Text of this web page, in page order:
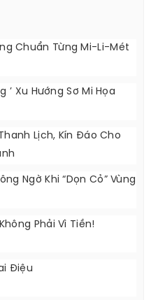
Chuẩn Từng Mi-Li-Mét
’ Xu Hướng Sơ Mi Họa
Lịch, Kín Đáo Cho
Ngờ Khi “dọn Cỏ” Vùng
Phải Vì Tiền!
Điệu